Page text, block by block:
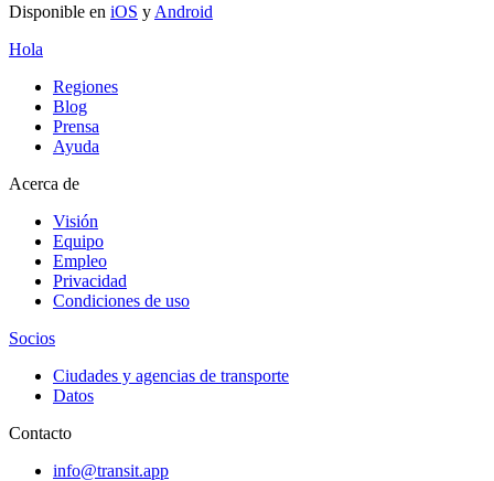
Disponible en iOS y Android
Hola
Regiones
Blog
Prensa
Ayuda
Acerca de
Visión
Equipo
Empleo
Privacidad
Condiciones de uso
Socios
Ciudades y agencias de transporte
Datos
Contacto
info@transit.app